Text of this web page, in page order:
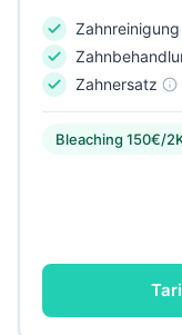
Zahnreinigung
Zahnersatz
Bleaching 150€/